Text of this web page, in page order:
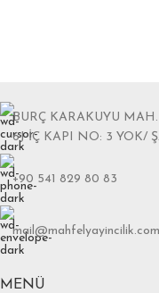
BURÇ KARAKUYU
6J İÇ KAPI NO: 3 YOK/
+90 541 829 80 83
mail@mahfelyayincilik.com
MENÜ